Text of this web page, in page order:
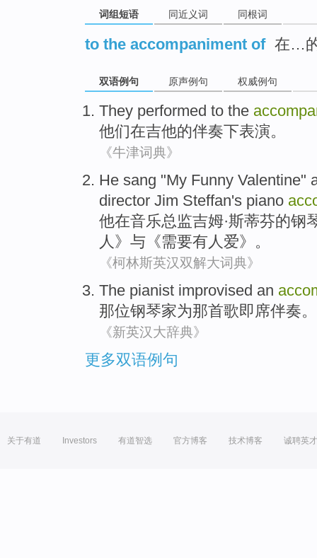
词组短语 同近义词 同根词
to the accompaniment of 在…
双语例句 原声例句 权威例句
They performed to the
他们在吉他的伴奏下表演。
《牛津词典》
He sang "My Funny Valentine"
director Jim Steffan's piano
他在音乐总监吉姆·斯蒂芬的钢
人》 与 《需要有人爱》。
《柯林斯英汉双解大词典》
The pianist improvised an
那位钢琴家为那首歌即席伴奏。
《新英汉大辞典》
更多双语例句
关于有道 Investors 有道智选 官方博客 技术博客 诚聘英才